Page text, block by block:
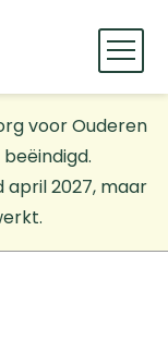
voor Ouderen
2027, maar